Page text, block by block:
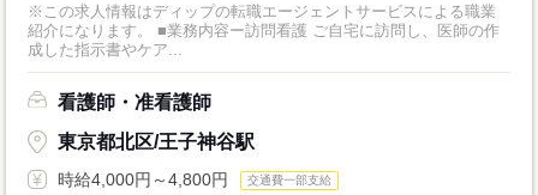
※この求人情報はディップの転職エージェントサービスによる職業
紹介になります。 ■業務内容ー訪問看護 ご自宅に訪問し、医師の作
成した指示書やケア...
看護師・准看護師
東京都北区/王子神谷駅
時給4,000円～4,800円 交通費一部支給